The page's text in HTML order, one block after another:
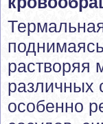
растворяя
различных
особенно